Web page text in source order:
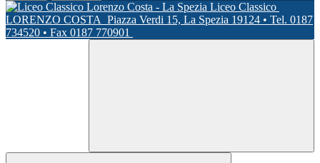
Liceo Classico
LORENZO COSTA Piazza Verdi 15, La Spezia 19124 • Tel. 0187
734520 • Fax 0187 770901